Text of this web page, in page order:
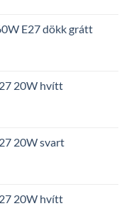
E27 dökk grátt
kr..
20W hvítt
20W svart
20W hvítt